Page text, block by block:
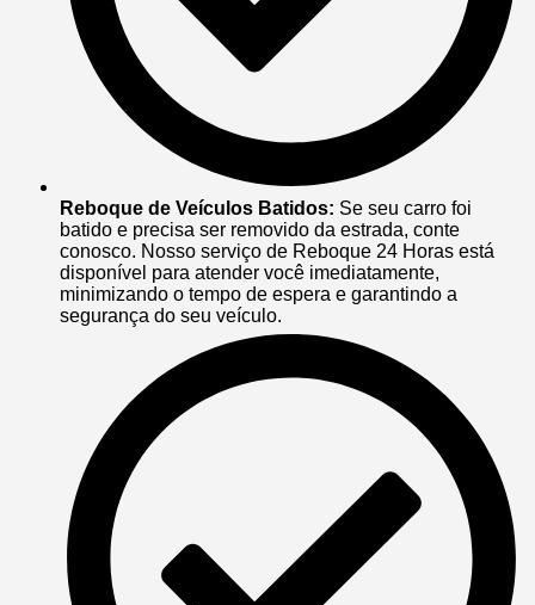
Reboque de Veículos Batidos: Se seu carro foi
batido e precisa ser removido da estrada, conte
conosco. Nosso serviço de Reboque 24 Horas está
disponível para atender você imediatamente,
minimizando o tempo de espera e garantindo a
segurança do seu veículo.